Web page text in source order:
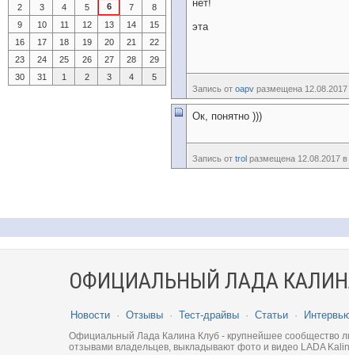
нет!
эта
Запись от oapv размещена 12.08.2017
Ок, понятно )))
Запись от trol размещена 12.08.2017 в
2
3 4 5 6 7
8
9
10 11 12 13 14
15
16
17 18 19 20 21
22
23
24 25 26 27 28
29
30
31 1 2 3 4 5
ОФИЦИАЛЬНЫЙ ЛАДА
Новости · Отзывы · Тест-драйвы · Статьи ·
Официальный Лада Калина Клуб - крупнейшее сообщество
отзывами владельцев, выкладывают фото и видео LADA